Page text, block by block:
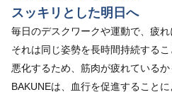
スッキリとした明日へ
毎日のデスクワークや運動で、疲
それは同じ姿勢を長時間持続する
悪化するため、筋肉が疲れているか
BAKUNEは、血行を促進すること